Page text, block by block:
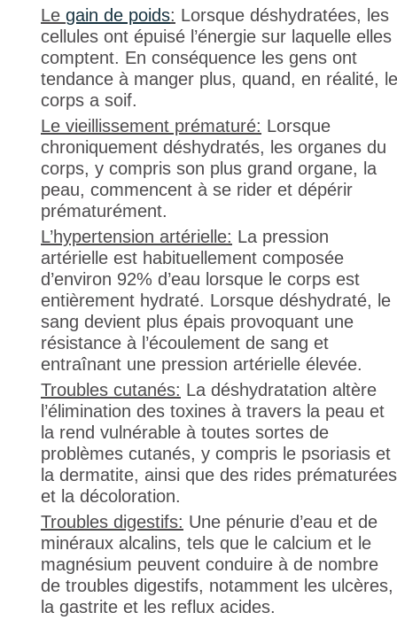
Le gain de poids: Lorsque déshydratées, les
cellules ont épuisé l’énergie sur laquelle elles
comptent. En conséquence les gens ont
tendance à manger plus, quand, en réalité, le
corps a soif.
Le vieillissement prématuré: Lorsque
chroniquement déshydratés, les organes du
corps, y compris son plus grand organe, la
peau, commencent à se rider et dépérir
prématurément.
L’hypertension artérielle: La pression
artérielle est habituellement composée
d’environ 92% d’eau lorsque le corps est
entièrement hydraté. Lorsque déshydraté, le
sang devient plus épais provoquant une
résistance à l’écoulement de sang et
entraînant une pression artérielle élevée.
Troubles cutanés: La déshydratation altère
l’élimination des toxines à travers la peau et
la rend vulnérable à toutes sortes de
problèmes cutanés, y compris le psoriasis et
la dermatite, ainsi que des rides prématurées
et la décoloration.
Troubles digestifs: Une pénurie d’eau et de
minéraux alcalins, tels que le calcium et le
magnésium peuvent conduire à de nombre
de troubles digestifs, notamment les ulcères,
la gastrite et les reflux acides.